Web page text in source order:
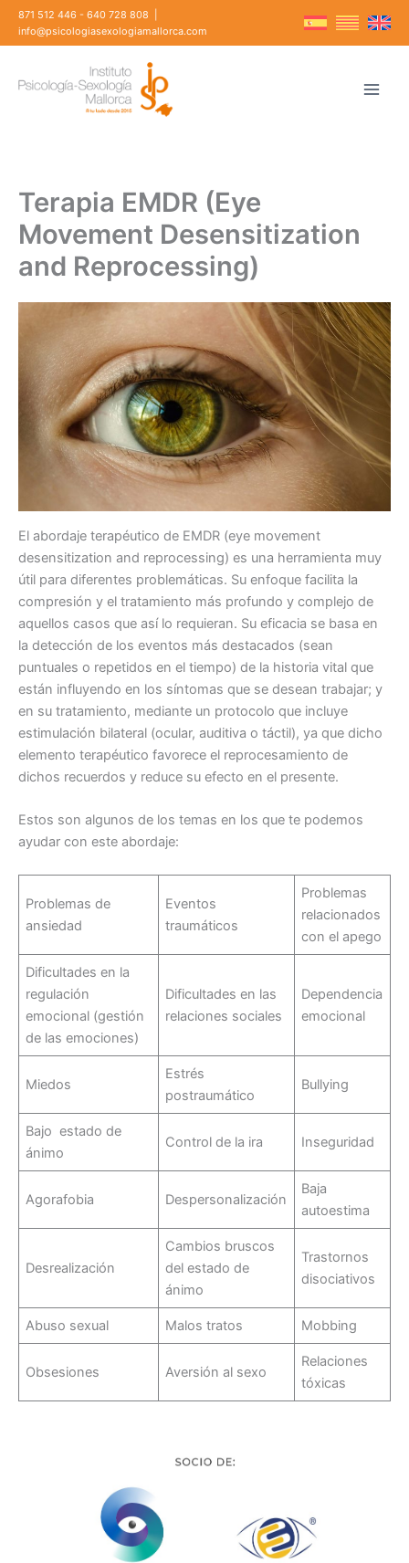
871 512 446 - 640 728 808
info@psicologiasexologiamallorca.com
Terapia EMDR (Eye
Movement Desensitization
and Reprocessing)
El abordaje terapéutico de EMDR (eye movement
desensitization and reprocessing) es una herramienta muy
útil para diferentes problemáticas. Su enfoque facilita la
compresión y el tratamiento más profundo y complejo de
aquellos casos que así lo requieran. Su eficacia se basa en
la detección de los eventos más destacados (sean
puntuales o repetidos en el tiempo) de la historia vital que
están influyendo en los síntomas que se desean trabajar; y
en su tratamiento, mediante un protocolo que incluye
estimulación bilateral (ocular, auditiva o táctil), ya que dicho
elemento terapéutico favorece el reprocesamiento de
dichos recuerdos y reduce su efecto en el presente.
Estos son algunos de los temas en los que te podemos
ayudar con este abordaje:
Problemas de
ansiedad
Eventos
traumáticos
Problemas
relacionados
con el apego
Dificultades en la
regulación
emocional (gestión
de las emociones)
Dificultades en las
relaciones sociales
Dependencia
emocional
Miedos
Estrés
postraumático
Bullying
Bajo estado de
ánimo
Control de la ira Inseguridad
Agorafobia Despersonalización
Baja
autoestima
Desrealización
Cambios bruscos
del estado de
ánimo
Trastornos
disociativos
Abuso sexual Malos tratos Mobbing
Obsesiones Aversión al sexo
Relaciones
tóxicas